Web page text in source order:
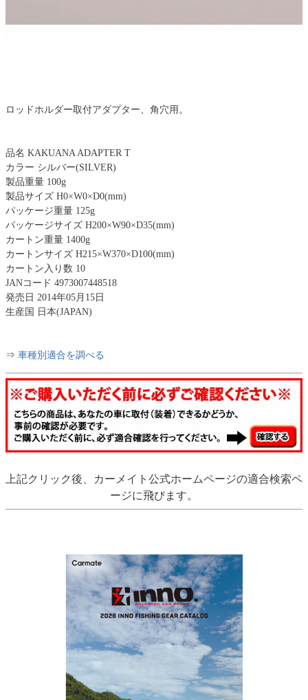
ロッドホルダー取付アダプター、角穴用。
品名 KAKUANA ADAPTER T
カラー シルバー(SILVER)
製品重量 100g
製品サイズ H0×W0×D0(mm)
パッケージ重量 125g
パッケージサイズ H200×W90×D35(mm)
カートン重量 1400g
カートンサイズ H215×W370×D100(mm)
カートン入り数 10
JANコード 4973007448518
発売日 2014年05月15日
生産国 日本(JAPAN)
⇒ 車種別適合を調べる
上記クリック後、カーメイト公式ホームページの適合検索ペ
ージに飛びます。